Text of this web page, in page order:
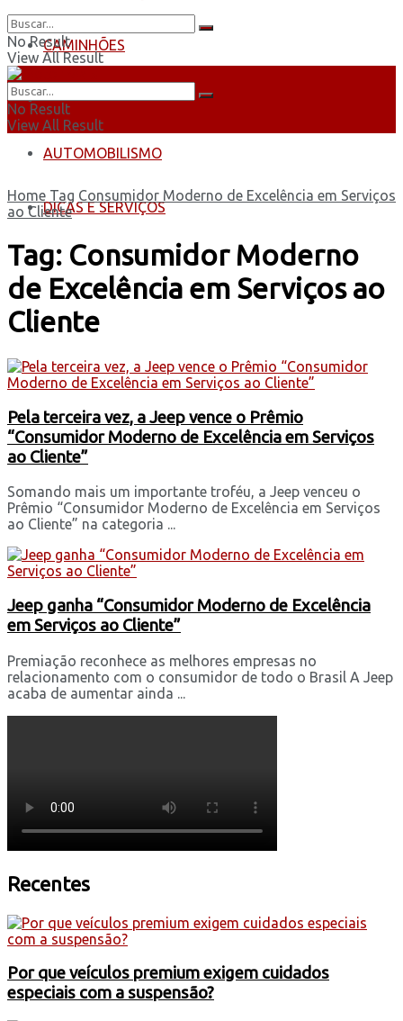
CAMINHÕES
ÔNIBUS
AUTOMOBILISMO
DICAS E SERVIÇOS
No Result
View All Result
No Result
View All Result
Home Tag Consumidor Moderno de Excelência em Serviços
ao Cliente
Tag: Consumidor Moderno
de Excelência em Serviços ao
Cliente
Pela terceira vez, a Jeep vence o Prêmio
“Consumidor Moderno de Excelência em Serviços
ao Cliente”
Somando mais um importante troféu, a Jeep venceu o
Prêmio “Consumidor Moderno de Excelência em Serviços
ao Cliente” na categoria ...
Jeep ganha “Consumidor Moderno de Excelência
em Serviços ao Cliente”
Premiação reconhece as melhores empresas no
relacionamento com o consumidor de todo o Brasil A Jeep
acaba de aumentar ainda ...
Recentes
Por que veículos premium exigem cuidados
especiais com a suspensão?